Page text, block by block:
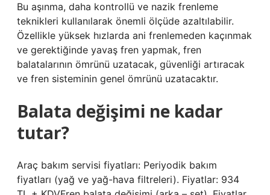
Bu aşınma, daha kontrollü ve nazik frenleme
teknikleri kullanılarak önemli ölçüde azaltılabilir.
Özellikle yüksek hızlarda ani frenlemeden kaçınmak
ve gerektiğinde yavaş fren yapmak, fren
balatalarının ömrünü uzatacak, güvenliği artıracak
ve fren sisteminin genel ömrünü uzatacaktır.
Balata değişimi ne kadar
tutar?
Araç bakım servisi fiyatları: Periyodik bakım
fiyatları (yağ ve yağ-hava filtreleri). Fiyatlar: 934